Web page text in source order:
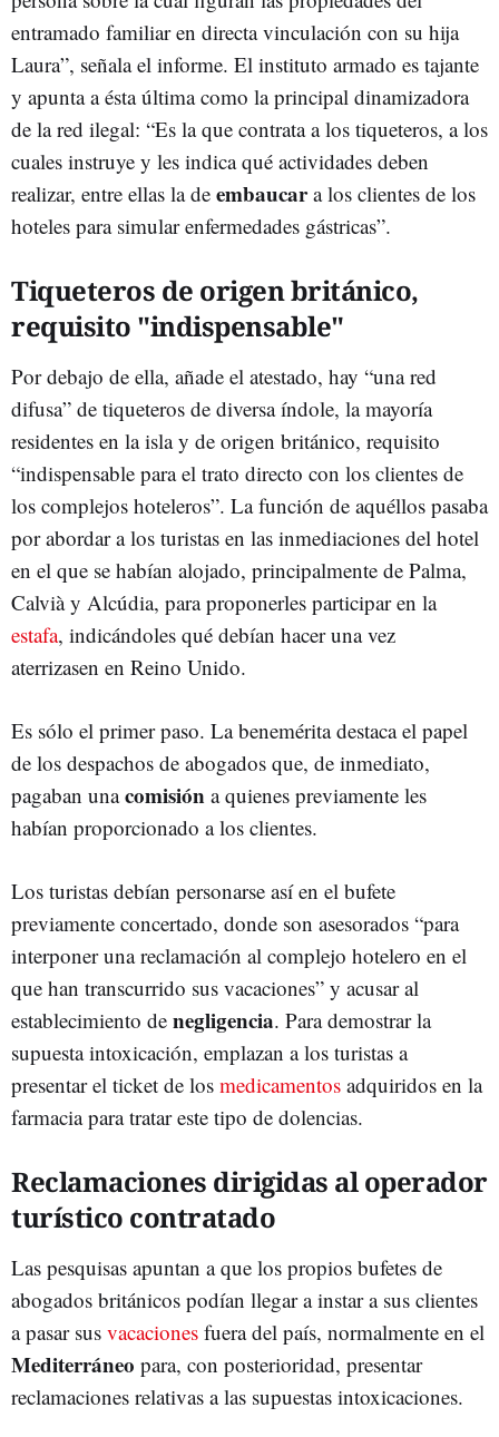
entramado familiar en directa vinculación con su hija
Laura”, señala el informe. El instituto armado es tajante
y apunta a ésta última como la principal dinamizadora
de la red ilegal: “Es la que contrata a los tiqueteros, a los
cuales instruye y les indica qué actividades deben
realizar, entre ellas la de embaucara los clientes de los
hoteles para simular enfermedades gástricas”.
Tiqueteros de origen británico,
requisito "indispensable"
Por debajo de ella, añade el atestado, hay “una red
difusa” de tiqueteros de diversa índole, la mayoría
residentes en la isla y de origen británico, requisito
“indispensable para el trato directo con los clientes de
los complejos hoteleros”. La función de aquéllos pasaba
por abordar a los turistas en las inmediaciones del hotel
en el que se habían alojado, principalmente de Palma,
Calvià y Alcúdia, para proponerles participar en la
estafa, indicándoles qué debían hacer una vez
aterrizasen en Reino Unido.
Es sólo el primer paso. La benemérita destaca el papel
de los despachos de abogados que, de inmediato,
pagaban unacomisión a quienes previamente les
habían proporcionado a los clientes.
Los turistas debían personarse así en el bufete
previamente concertado, donde son asesorados “para
interponer una reclamación al complejo hotelero en el
que han transcurrido sus vacaciones” y acusar al
establecimiento de negligencia. Para demostrar la
supuesta intoxicación, emplazan a los turistas a
presentar el ticket de los medicamentos adquiridos en la
farmacia para tratar este tipo de dolencias.
Reclamaciones dirigidas al operador
turístico contratado
Las pesquisas apuntan a que los propios bufetes de
abogados británicos podían llegar a instar a sus clientes
a pasar sus vacaciones fuera del país, normalmente en el
Mediterráneo para, con posterioridad, presentar
reclamaciones relativas a las supuestas intoxicaciones.